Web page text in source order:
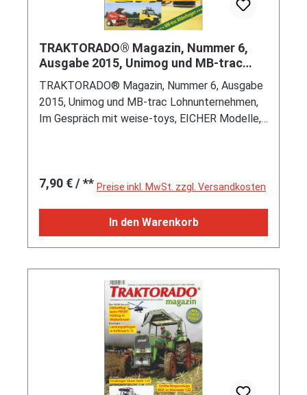
TRAKTORADO® Magazin, Nummer 6,
Ausgabe 2015, Unimog und MB-trac
Lohnunternehmen, Im Gespräch mit wei
TRAKTORADO® Magazin, Nummer 6, Ausgabe
2015, Unimog und MB-trac Lohnunternehmen,
Im Gespräch mit weise-toys, EICHER Modelle,
Regulärer Preis:
7,90 €/ ** Preise inkl. MwSt. zzgl. Versandkosten
In den Warenkorb